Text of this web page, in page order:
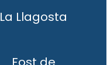
La Llagosta